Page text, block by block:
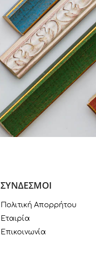
ΣΥΝΔΕΣΜΟΙ
Πολιτική Απορρήτου
Εταιρία
Επικοινωνία